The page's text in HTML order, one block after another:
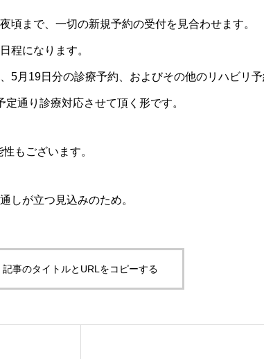
頃まで、一切の新規予約の受付を見合わせます。
程になります。
5月19日分の診療予約、およびその他のリハビリ
通り診療対応させて頂く形です。
もございます。
しが立つ見込みのため。
記事のタイトルとURLをコピーする